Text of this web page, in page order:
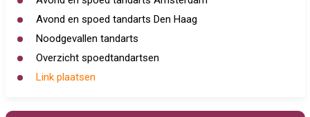
Avond en spoed tandarts Den Haag
Noodgevallen tandarts
Overzicht spoedtandartsen
Link plaatsen